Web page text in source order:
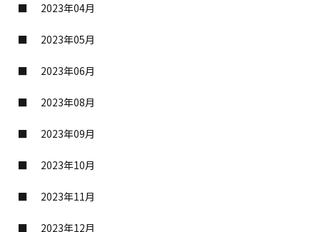
2023年04月
2023年05月
2023年06月
2023年08月
2023年09月
2023年10月
2023年11月
2023年12月